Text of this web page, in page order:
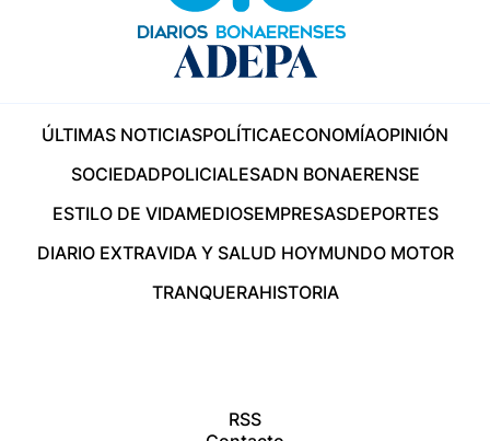
ÚLTIMAS NOTICIASPOLÍTICAECONOMÍAOPINIÓN
SOCIEDADPOLICIALESADN BONAERENSE
ESTILO DE VIDAMEDIOSEMPRESASDEPORTES
DIARIO EXTRAVIDA Y SALUD HOYMUNDO MOTOR
TRANQUERAHISTORIA
RSS